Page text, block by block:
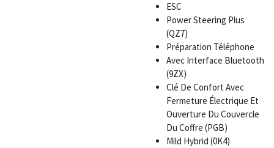
ESC
Power Steering Plus
(QZ7)
Préparation Téléphone
Avec Interface Bluetooth
(9ZX)
Clé De Confort Avec
Fermeture Électrique Et
Ouverture Du Couvercle
Du Coffre (PGB)
Mild Hybrid (0K4)